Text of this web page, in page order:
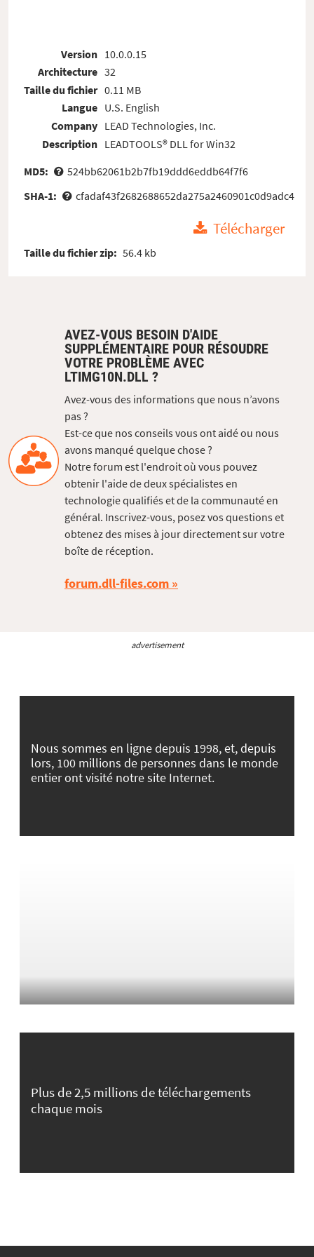
Version
Architecture
Taille du fichier
Langue
Company
Description
10.0.0.15
32
0.11 MB
U.S. English
LEAD Technologies, Inc.
LEADTOOLS® DLL for Win32
MD5:
524bb62061b2b7fb19ddd6eddb64f7f6
SHA-1:
cfadaf43f2682688652da275a2460901c0d9adc4
Télécharger
Taille du fichier zip: 56.4 kb
AVEZ-VOUS BESOIN D'AIDE
SUPPLÉMENTAIRE POUR RÉSOUDRE
VOTRE PROBLÈME AVEC
LTIMG10N.DLL ?
Avez-vous des informations que nous n’avons
pas ?
Est-ce que nos conseils vous ont aidé ou nous
avons manqué quelque chose ?
Notre forum est l'endroit où vous pouvez
obtenir l'aide de deux spécialistes en
technologie qualifiés et de la communauté en
général. Inscrivez-vous, posez vos questions et
obtenez des mises à jour directement sur votre
boîte de réception.
forum.dll-files.com
advertisement
Nous sommes en ligne depuis 1998, et, depuis
lors, 100 millions de personnes dans le monde
entier ont visité notre site Internet.
Plus de 2,5 millions de téléchargements
chaque mois